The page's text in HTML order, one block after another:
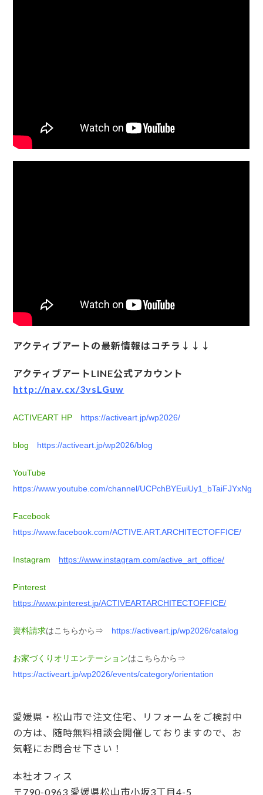
アクティブアートの最新情報はコチラ↓↓↓
アクティブアートLINE公式アカウント
http://nav.cx/3vsLGuw
ACTIVEART HP https://activeart.jp/wp2026/
blog https://activeart.jp/wp2026/blog
YouTube
https://www.youtube.com/channel/UCPchBYEuiUy1_bTaiFJYxNg
Facebook
https://www.facebook.com/ACTIVE.ART.ARCHITECTOFFICE/
Instagram https://www.instagram.com/active_art_office/
Pinterest
https://www.pinterest.jp/ACTIVEARTARCHITECTOFFICE/
資料請求はこちらから⇒ https://activeart.jp/wp2026/catalog
お家づくりオリエンテーションはこちらから⇒
https://activeart.jp/wp2026/events/category/orientation
愛媛県・松山市で注文住宅、リフォームをご検討中
の方は、随時無料相談会開催しておりますので、お
気軽にお問合せ下さい！
本社オフィス
〒790-0963 愛媛県松山市小坂3丁目4-5